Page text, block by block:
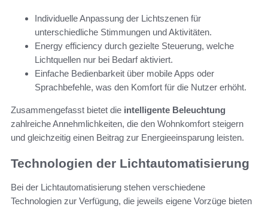
Individuelle Anpassung der Lichtszenen für
unterschiedliche Stimmungen und Aktivitäten.
Energy efficiency durch gezielte Steuerung, welche
Lichtquellen nur bei Bedarf aktiviert.
Einfache Bedienbarkeit über mobile Apps oder
Sprachbefehle, was den Komfort für die Nutzer erhöht.
Zusammengefasst bietet die intelligente Beleuchtung
zahlreiche Annehmlichkeiten, die den Wohnkomfort steigern
und gleichzeitig einen Beitrag zur Energieeinsparung leisten.
Technologien der Lichtautomatisierung
Bei der Lichtautomatisierung stehen verschiedene
Technologien zur Verfügung, die jeweils eigene Vorzüge bieten